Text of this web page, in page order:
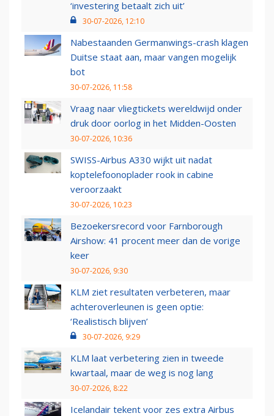
‘investering betaalt zich uit’
30-07-2026, 12:10
Nabestaanden Germanwings-crash klagen
Duitse staat aan, maar vangen mogelijk
bot
30-07-2026, 11:58
Vraag naar vliegtickets wereldwijd onder
druk door oorlog in het Midden-Oosten
30-07-2026, 10:36
SWISS-Airbus A330 wijkt uit nadat
koptelefoonoplader rook in cabine
veroorzaakt
30-07-2026, 10:23
Bezoekersrecord voor Farnborough
Airshow: 41 procent meer dan de vorige
keer
30-07-2026, 9:30
KLM ziet resultaten verbeteren, maar
achteroverleunen is geen optie:
‘Realistisch blijven’
30-07-2026, 9:29
KLM laat verbetering zien in tweede
kwartaal, maar de weg is nog lang
30-07-2026, 8:22
Icelandair tekent voor zes extra Airbus